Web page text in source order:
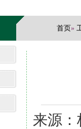
首页»
来源